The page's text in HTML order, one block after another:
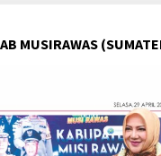
MUSIRAWAS